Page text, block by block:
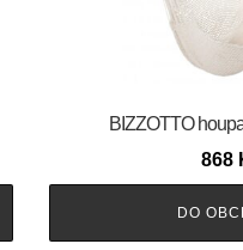
BIZZOTTO
868
DO